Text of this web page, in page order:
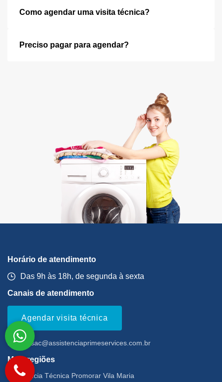
Como agendar uma visita técnica?
Preciso pagar para agendar?
Horário de atendimento
Das 9h às 18h, de segunda à sexta
Canais de atendimento
Agendar visita técnica
Email: sac@assistenciaprimeservices.com.br
Mais regiões
Assistência Técnica Promorar Vila Maria